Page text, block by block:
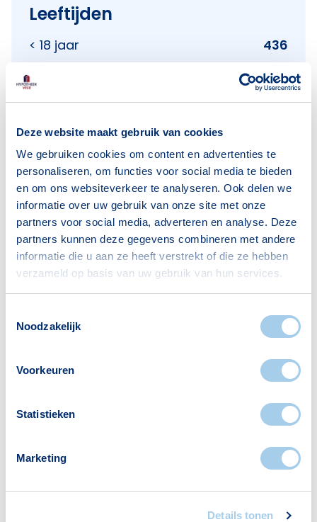
Deze website maakt gebruik van cookies
We gebruiken cookies om content en advertenties te
personaliseren, om functies voor social media te bieden
en om ons websiteverkeer te analyseren. Ook delen we
informatie over uw gebruik van onze site met onze
partners voor social media, adverteren en analyse. Deze
partners kunnen deze gegevens combineren met andere
informatie die u aan ze heeft verstrekt of die ze hebben
verzameld op basis van uw gebruik van hun services.
Noodzakelijk
Voorkeuren
Statistieken
Marketing
Details tonen
Leeftijden
< 18 jaar
436
18–25 jaar
298
25–45 jaar
666
65+ jaar
Bron: CBS
Huishoudens
Alleenwonend
458
Gezin zonder kinderen
234
383
Voorzieningen in 't Hool